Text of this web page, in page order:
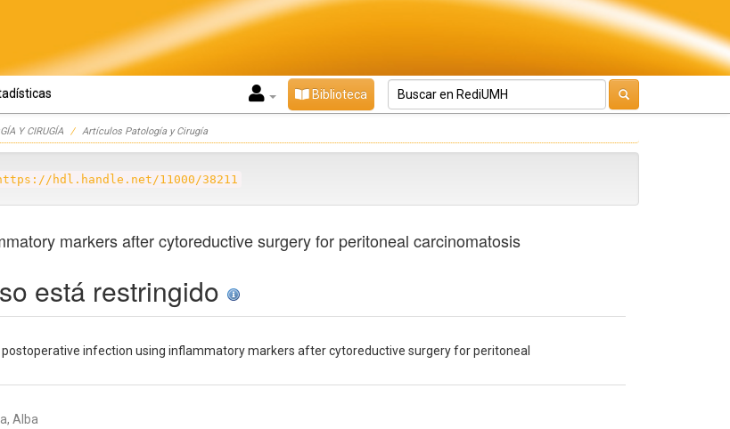
Biblioteca
Y CIRUGÍA Artículos Patología y Cirugía
hdl.handle.net/11000/38211
markers after cytoreductive surgery for peritoneal carcinomatosis
está restringido
postoperative infection using inflammatory markers after cytoreductive surgery for peritoneal
Alba